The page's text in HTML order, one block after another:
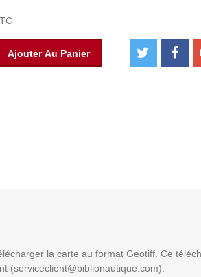
Ajouter Au Panier
la carte au format Geotiff. Ce
(serviceclient@biblionautique.com).